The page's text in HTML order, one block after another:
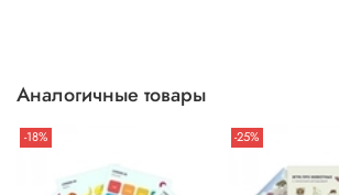
Аналогичные товары
-18% -25%